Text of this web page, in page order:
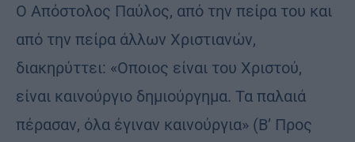
Ο Απόστολος Παύλος, από την πείρα του και
από την πείρα άλλων Χριστιανών,
διακηρύττει: «Οποιος είναι του Χριστού,
είναι καινούργιο δημιούργημα. Τα παλαιά
πέρασαν, όλα έγιναν καινούργια» (Β’ Προς